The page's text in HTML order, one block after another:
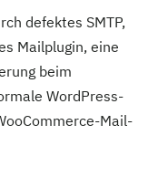
defektes SMTP,
Mailplugin, eine
beim
WordPress-
Mail-